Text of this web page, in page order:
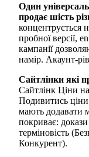
Один
продає шість
концентрується
пробної версії,
кампанії
намір. Акаунт-
Сайтлінки які
Сайтлінк Ціни
Подивитись
мають додавати
покриває:
терміновість
Конкурент).